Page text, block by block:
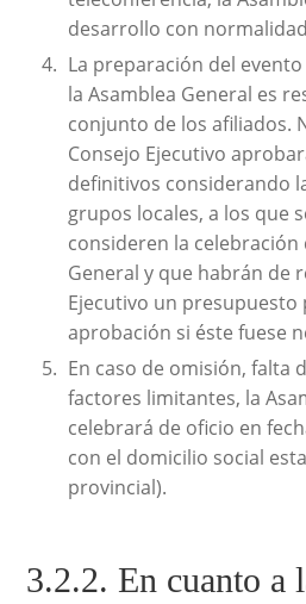
desarrollo con
La preparación del
la Asamblea General es
conjunto de los afiliados.
Consejo Ejecutivo
definitivos considerando
grupos locales, a los que
consideren la celebración
General y que habrán de
Ejecutivo un presupuesto
aprobación si éste fuese
En caso de omisión, falta
factores limitantes, la
celebrará de oficio en
con el domicilio social
provincial).
3.2.2. En cuanto a